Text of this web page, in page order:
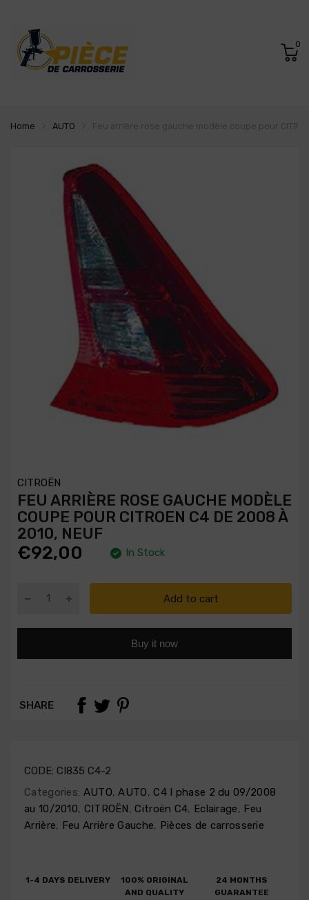
0
Home AUTO
CITROËN
FEU ARRIÈRE ROSE GAUCHE MODÈLE
COUPE POUR CITROEN C4 DE 2008 À
2010, NEUF
€92,00 In Stock
Add to cart
Buy it now
SHARE
CODE: CI835 C4-2
Categories: AUTO, AUTO, C4 I phase 2 du 09/2008
au 10/2010, CITROËN, Citroën C4, Eclairage, Feu
Arrière, Feu Arrière Gauche, Pièces de carrosserie
1-4 DAYS DELIVERY
100% ORIGINAL
AND QUALITY
24 MONTHS
GUARANTEE